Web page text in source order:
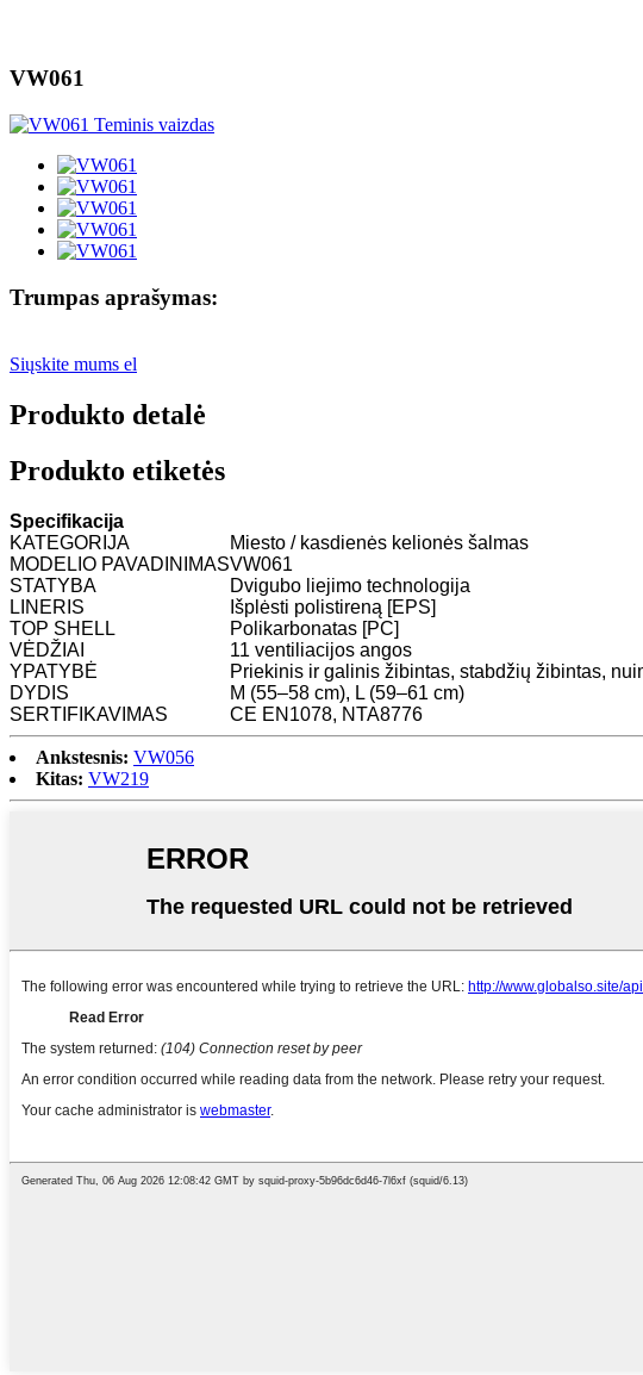
VW061
Trumpas aprašymas:
Siųskite mums el
Produkto detalė
Produkto etiketės
Specifikacija
KATEGORIJA
Miesto / kasdienės kelionės šalmas
MODELIO PAVADINIMASVW061
STATYBA
Dvigubo liejimo technologija
LINERIS
Išplėsti polistireną [EPS]
TOP SHELL
Polikarbonatas [PC]
VĖDŽIAI
11 ventiliacijos angos
YPATYBĖ
Priekinis ir galinis žibintas, stabdžių žibintas,
DYDIS
M (55–58 cm), L (59–61 cm)
SERTIFIKAVIMAS
CE EN1078, NTA8776
Ankstesnis: VW056
Kitas: VW219